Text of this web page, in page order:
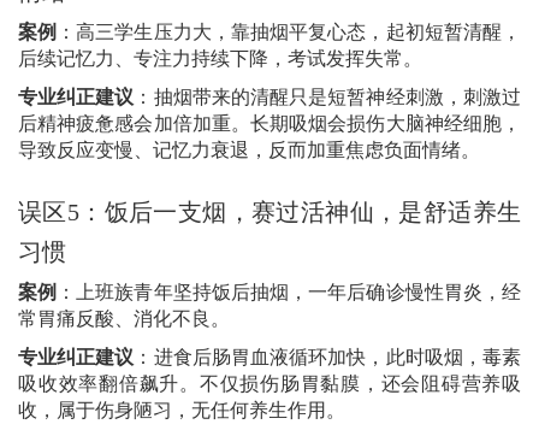
案例 ：高三学生压力大，靠抽烟平复心态，起初短暂清醒，
后续记忆力、专注力持续下降，考试发挥失常。
专业纠正建议 ：抽烟带来的清醒只是短暂神经刺激，刺激过
后精神疲惫感会加倍加重。长期吸烟会损伤大脑神经细胞，
导致反应变慢、记忆力衰退，反而加重焦虑负面情绪。
误区5：饭后一支烟，赛过活神仙，是舒适养生
习惯
案例 ：上班族青年坚持饭后抽烟，一年后确诊慢性胃炎，经
常胃痛反酸、消化不良。
专业纠正建议 ：进食后肠胃血液循环加快，此时吸烟，毒素
吸收效率翻倍飙升。不仅损伤肠胃黏膜，还会阻碍营养吸
收，属于伤身陋习，无任何养生作用。